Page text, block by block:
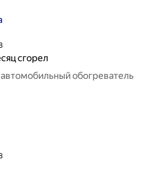
сгорел
обогреватель